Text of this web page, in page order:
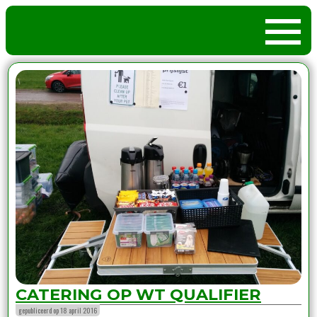
CATERING OP WT QUALIFIER
gepubliceerd op 18 april 2016